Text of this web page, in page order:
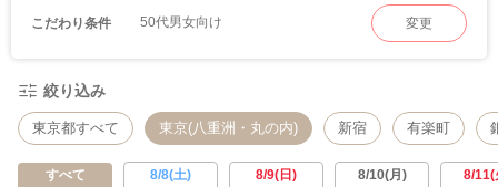
こだわり条件 50代男女向け 変更
絞り込み
東京都すべて 東京(八重洲・丸の内) 新宿 有楽町
すべて
8/8(土)
8/9(日)
8/10(月)
8/11(